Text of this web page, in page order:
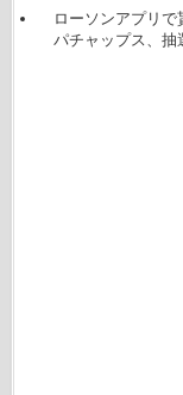
ローソンアプリ
パチャップス、抽